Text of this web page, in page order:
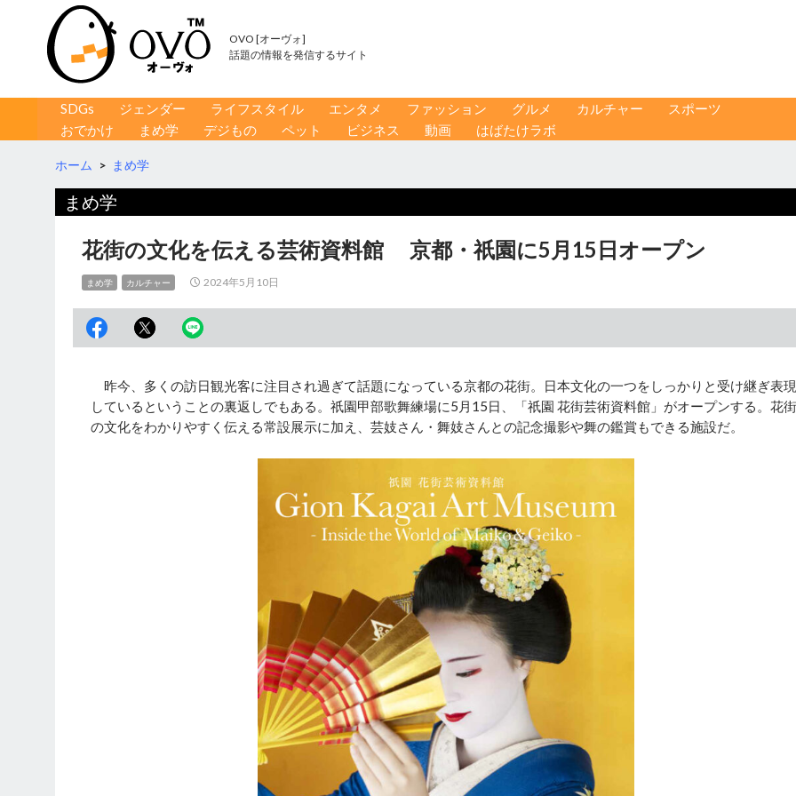
OVO [オーヴォ]
話題の情報を発信するサイト
コンテンツへ移動
SDGs ジェンダー ライフスタイル エンタメ ファッション グルメ カルチャー
スポーツ
おでかけ
まめ学 デジもの ペット ビジネス 動画 はばたけラボ
ホーム > まめ学
まめ学
花街の文化を伝える芸術資料館 京都・祇園に5月15日オープン
まめ学 カルチャー 2024年5月10日
昨今、多くの訪日観光客に注目され過ぎて話題になっている京都の花街。日本文化の一つをしっかりと受け継ぎ表現
しているということの裏返しでもある。祇園甲部歌舞練場に5月15日、「祇園 花街芸術資料館」がオープンする。花街
の文化をわかりやすく伝える常設展示に加え、芸妓さん・舞妓さんとの記念撮影や舞の鑑賞もできる施設だ。